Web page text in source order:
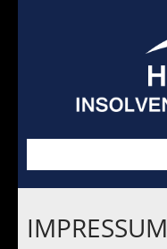
Schwerpunkte
IMPRESSUM